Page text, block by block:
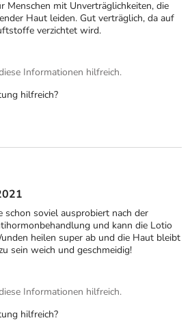
Menschen mit Unverträglichkeiten, die
Haut leiden. Gut verträglich, da auf
verzichtet wird.
Informationen hilfreich.
hilfreich?
schon soviel ausprobiert nach der
und kann die Lotio
heilen super ab und die Haut bleibt
sein weich und geschmeidig!
Informationen hilfreich.
hilfreich?